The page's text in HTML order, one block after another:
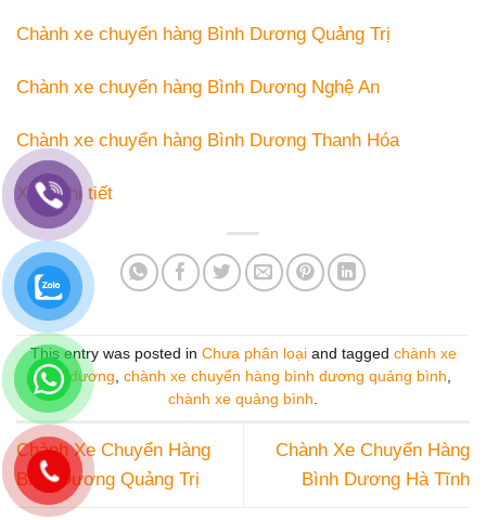
Chành xe chuyển hàng Bình Dương Quảng Trị
Chành xe chuyển hàng Bình Dương Nghệ An
Chành xe chuyển hàng Bình Dương Thanh Hóa
Xem chi tiết
This entry was posted in Chưa phân loạiand tagged chành xe
bình dương, chành xe chuyển hàng bình dương quảng bình,
chành xe quảng bình.
Chành Xe Chuyển Hàng
Bình Dương Quảng Trị
Chành Xe Chuyển Hàng
Bình Dương Hà Tĩnh